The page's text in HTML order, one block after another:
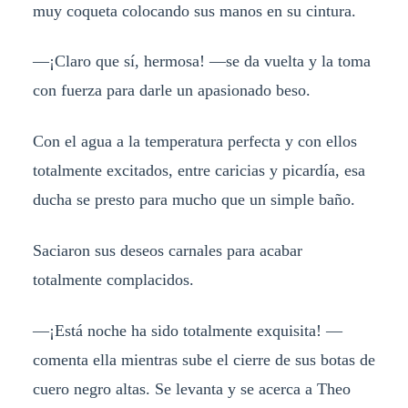
muy coqueta colocando sus manos en su cintura.
—¡Claro que sí, hermosa! —se da vuelta y la toma
con fuerza para darle un apasionado beso.
Con el agua a la temperatura perfecta y con ellos
totalmente excitados, entre caricias y picardía, esa
ducha se presto para mucho que un simple baño.
Saciaron sus deseos carnales para acabar
totalmente complacidos.
—¡Está noche ha sido totalmente exquisita! —
comenta ella mientras sube el cierre de sus botas de
cuero negro altas. Se levanta y se acerca a Theo